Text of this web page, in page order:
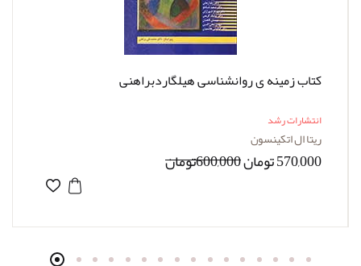
کتاب زمینه ی روانشناسی هیلگاردبراهنی
انتشارات رشد
ریتا ال اتکینسون
570,000 تومان 600,000تومان